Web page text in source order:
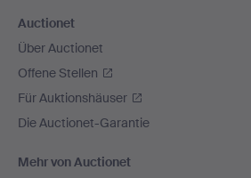
Auctionet
Über Auctionet
Offene Stellen
Für Auktionshäuser
Die Auctionet-Garantie
Mehr von Auctionet